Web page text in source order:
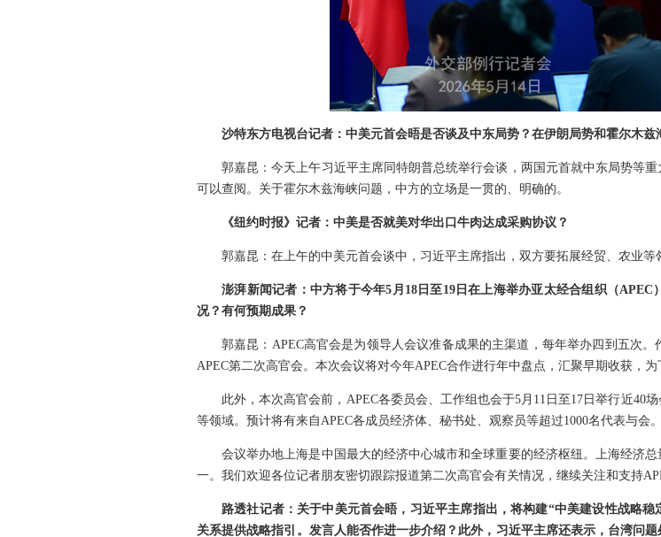
沙特东方电视台记者：中美元首会晤是否谈及中东局势？在伊朗局势和霍尔木兹
郭嘉昆：今天上午习近平主席同特朗普总统举行会谈，两国元首就中东局势等
可以查阅。关于霍尔木兹海峡问题，中方的立场是一贯的、明确的。
《纽约时报》记者：中美是否就美对华出口牛肉达成采购协议？
郭嘉昆：在上午的中美元首会谈中，习近平主席指出，双方要拓展经贸、农业等
澎湃新闻记者：中方将于今年5月18日至19日在上海举办亚太经合组织（
况？有何预期成果？
郭嘉昆：APEC高官会是为领导人会议准备成果的主渠道，每年举办四到五次
APEC第二次高官会。本次会议将对今年APEC合作进行年中盘点，汇聚早期收获，
此外，本次高官会前，APEC各委员会、工作组也会于5月11日至17日举行近40
等领域。预计将有来自APEC各成员经济体、秘书处、观察员等超过1000名代表与会。
会议举办地上海是中国最大的经济中心城市和全球重要的经济枢纽。上海经济
一。我们欢迎各位记者朋友密切跟踪报道第二次高官会有关情况，继续关注和支持
路透社记者：关于中美元首会晤，习近平主席指出，将构建“中美建设性战略
关系提供战略指引。发言人能否作进一步介绍？此外，习近平主席还表示，台湾问